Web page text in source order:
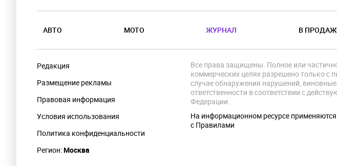
АВТО МОТО ЖУРНАЛ В
Редакция
Размещение рекламы
Правовая информация
Условия использования
Политика конфиденциальности
Регион:Москва
Все права защищены. Полное или
коммерческих целях разрешено только с
случае обнаружения нарушений,
ответственности в соответствии с
Федерации.
На информационном ресурсе применяются
с Правилами